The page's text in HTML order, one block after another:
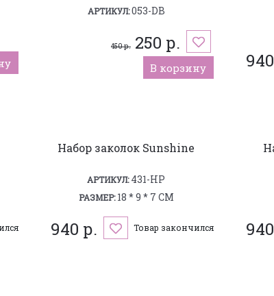
АРТИКУЛ:053-DB
450 р.250 р.
В корзину
Набор заколок Sunshine
АРТИКУЛ:431-HP
РАЗМЕР:18 * 9 * 7 СМ
940 р. Товар закончился